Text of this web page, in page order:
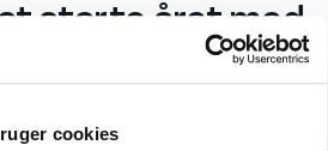
cookies
starte året med
så tag et kig på vores